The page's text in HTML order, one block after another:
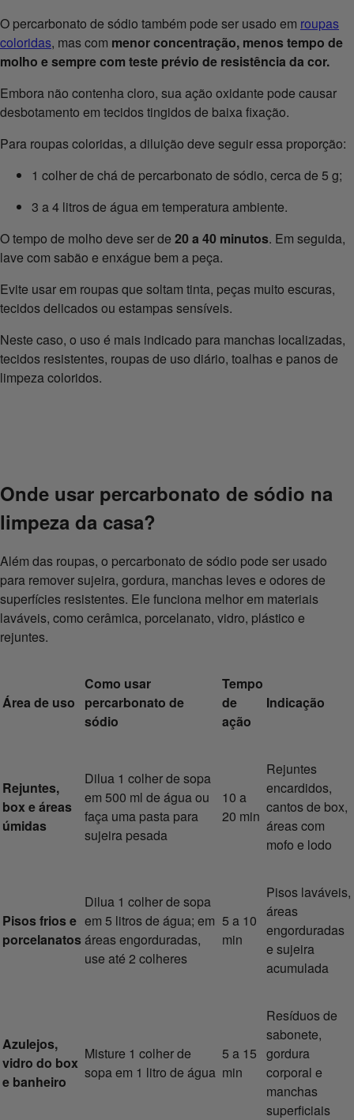
O percarbonato de sódio também pode ser usado em roupas
coloridas, mas com menor concentração, menos tempo de
molho e sempre com teste prévio de resistência da cor.
Embora não contenha cloro, sua ação oxidante pode causar
desbotamento em tecidos tingidos de baixa fixação.
Para roupas coloridas, a diluição deve seguir essa proporção:
1 colher de chá de percarbonato de sódio, cerca de 5 g;
3 a 4 litros de água em temperatura ambiente.
O tempo de molho deve ser de 20 a 40 minutos. Em seguida,
lave com sabão e enxágue bem a peça.
Evite usar em roupas que soltam tinta, peças muito escuras,
tecidos delicados ou estampas sensíveis.
Neste caso, o uso é mais indicado para manchas localizadas,
tecidos resistentes, roupas de uso diário, toalhas e panos de
limpeza coloridos.
Onde usar percarbonato de sódio na
limpeza da casa?
Além das roupas, o percarbonato de sódio pode ser usado
para remover sujeira, gordura, manchas leves e odores de
superfícies resistentes. Ele funciona melhor em materiais
laváveis, como cerâmica, porcelanato, vidro, plástico e
rejuntes.
Área de uso
Como usar
percarbonato de
sódio
Tempo
de
ação
Indicação
Rejuntes,
box e áreas
úmidas
Dilua 1 colher de sopa
em 500 ml de água ou
faça uma pasta para
sujeira pesada
10 a
20 min
Rejuntes
encardidos,
cantos de box,
áreas com
mofo e lodo
Pisos frios e
porcelanatos
Dilua 1 colher de sopa
em 5 litros de água; em
áreas engorduradas,
use até 2 colheres
5 a 10
min
Pisos laváveis,
áreas
engorduradas
e sujeira
acumulada
Azulejos,
vidro do box
e banheiro
Misture 1 colher de
sopa em 1 litro de água
5 a 15
min
Resíduos de
sabonete,
gordura
corporal e
manchas
superficiais